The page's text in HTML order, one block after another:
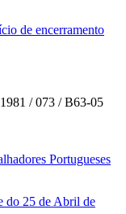
de encerramento
/ 073 / B63-05
Portugueses